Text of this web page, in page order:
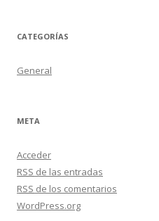
CATEGORÍAS
General
META
Acceder
RSS de las entradas
RSS de los comentarios
WordPress.org